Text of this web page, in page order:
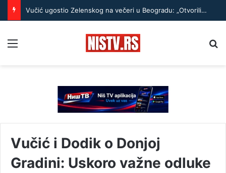
Vučić ugostio Zelenskog na večeri u Beogradu: „Otvorili smo razgovore o temama koje će biti u fokusu sastanaka“
Vučić i Dodik o Donjoj
Gradini: Uskoro važne odluke